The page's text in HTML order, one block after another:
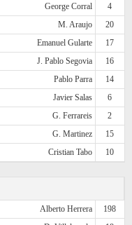
George Corral
4
M. Araujo
20
Emanuel Gularte
17
J. Pablo Segovia
16
Pablo Parra
14
Javier Salas
6
G. Ferrareis
2
G. Martinez
15
Cristian Tabo 10
Alberto Herrera
198